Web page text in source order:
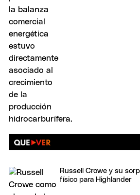
Russell Crowe y su
físico para Highlander